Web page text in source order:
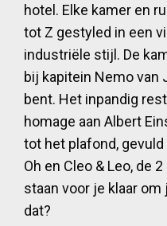
hotel. Elke kamer en
tot Z gestyled in een
industriële stijl. De
bij kapitein Nemo van
bent. Het inpandig
homage aan Albert
tot het plafond,
Oh en Cleo & Leo, de
staan voor je klaar
dat?